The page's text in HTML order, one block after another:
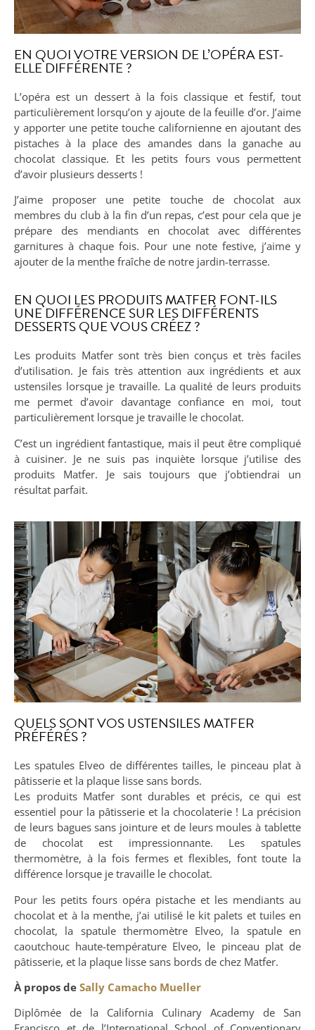
EN QUOI VOTRE VERSION DE L’OPÉRA EST-
ELLE DIFFÉRENTE ?
L’opéra est un dessert à la fois classique et festif, tout
particulièrement lorsqu’on y ajoute de la feuille d’or. J’aime
y apporter une petite touche californienne en ajoutant des
pistaches à la place des amandes dans la ganache au
chocolat classique. Et les petits fours vous permettent
d’avoir plusieurs desserts !
J’aime proposer une petite touche de chocolat aux
membres du club à la fin d’un repas, c’est pour cela que je
prépare des mendiants en chocolat avec différentes
garnitures à chaque fois. Pour une note festive, j’aime y
ajouter de la menthe fraîche de notre jardin-terrasse.
EN QUOI LES PRODUITS MATFER FONT-ILS
UNE DIFFÉRENCE SUR LES DIFFÉRENTS
DESSERTS QUE VOUS CRÉEZ ?
Les produits Matfer sont très bien conçus et très faciles
d’utilisation. Je fais très attention aux ingrédients et aux
ustensiles lorsque je travaille. La qualité de leurs produits
me permet d’avoir davantage confiance en moi, tout
particulièrement lorsque je travaille le chocolat.
C’est un ingrédient fantastique, mais il peut être compliqué
à cuisiner. Je ne suis pas inquiète lorsque j’utilise des
produits Matfer. Je sais toujours que j’obtiendrai un
résultat parfait.
QUELS SONT VOS USTENSILES MATFER
PRÉFÉRÉS ?
Les spatules Elveo de différentes tailles, le pinceau plat à
pâtisserie et la plaque lisse sans bords.
Les produits Matfer sont durables et précis, ce qui est
essentiel pour la pâtisserie et la chocolaterie ! La précision
de leurs bagues sans jointure et de leurs moules à tablette
de chocolat est impressionnante. Les spatules
thermomètre, à la fois fermes et flexibles, font toute la
différence lorsque je travaille le chocolat.
Pour les petits fours opéra pistache et les mendiants au
chocolat et à la menthe, j’ai utilisé le kit palets et tuiles en
chocolat, la spatule thermomètre Elveo, la spatule en
caoutchouc haute-température Elveo, le pinceau plat de
pâtisserie, et la plaque lisse sans bords de chez Matfer.
À propos de Sally Camacho Mueller
Diplômée de la California Culinary Academy de San